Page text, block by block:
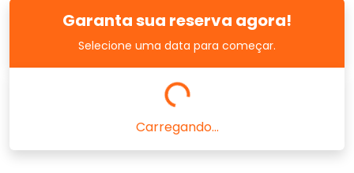
Garanta sua reserva agora!
Selecione uma data para começar.
Carregando...